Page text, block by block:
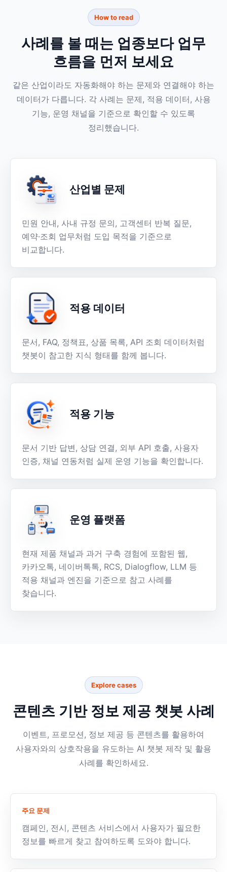
How to read
사례를 볼 때는 업종보다 업무
흐름을 먼저 보세요
같은 산업이라도 자동화해야 하는 문제와 연결해야 하는
데이터가 다릅니다. 각 사례는 문제, 적용 데이터, 사용
기능, 운영 채널을 기준으로 확인할 수 있도록
정리했습니다.
산업별 문제
민원 안내, 사내 규정 문의, 고객센터 반복 질문,
예약·조회 업무처럼 도입 목적을 기준으로
비교합니다.
적용 데이터
문서, FAQ, 정책표, 상품 목록, API 조회 데이터처럼
챗봇이 참고한 지식 형태를 함께 봅니다.
적용 기능
문서 기반 답변, 상담 연결, 외부 API 호출, 사용자
인증, 채널 연동처럼 실제 운영 기능을 확인합니다.
운영 플랫폼
현재 제품 채널과 과거 구축 경험에 포함된 웹,
카카오톡, 네이버톡톡, RCS, Dialogflow, LLM 등
적용 채널과 엔진을 기준으로 참고 사례를
찾습니다.
Explore cases
콘텐츠 기반 정보 제공 챗봇 사례
이벤트, 프로모션, 정보 제공 등 콘텐츠를 활용하여
사용자와의 상호작용을 유도하는 AI 챗봇 제작 및 활용
사례를 확인하세요.
주요 문제
캠페인, 전시, 콘텐츠 서비스에서 사용자가 필요한
정보를 빠르게 찾고 참여하도록 도와야 합니다.